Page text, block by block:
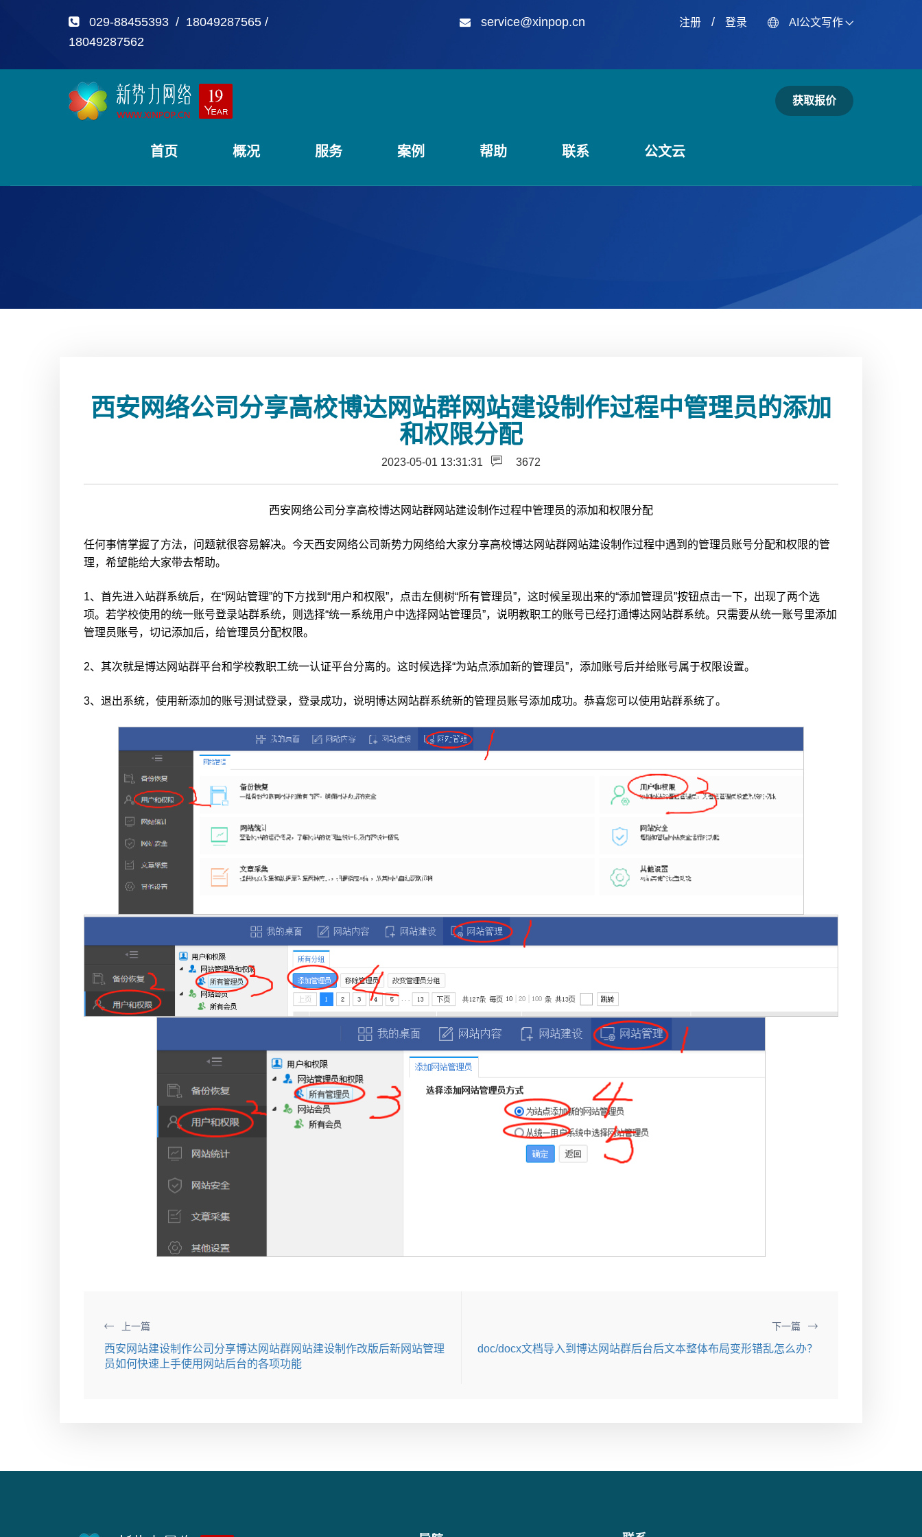
029-88455393 / 18049287565 /
18049287562
service@xinpop.cn 注册/ 登录 AI公文写作
首页 概况 服务 案例 帮助 联系 公文云
获取报价
西安网络公司分享高校博达网站群网站建设制作过程中管理员的添加
和权限分配
2023-05-01 13:31:31 3672
西安网络公司分享高校博达网站群网站建设制作过程中管理员的添加和权限分配
任何事情掌握了方法，问题就很容易解决。今天西安网络公司新势力网络给大家分享高校博达网站群网站建设制作过程中遇到的管理员账号分配和权限的管
理，希望能给大家带去帮助。
1、首先进入站群系统后，在“网站管理”的下方找到“用户和权限”，点击左侧树“所有管理员”，这时候呈现出来的“添加管理员”按钮点击一下，出现了两个选
项。若学校使用的统一账号登录站群系统，则选择“统一系统用户中选择网站管理员”，说明教职工的账号已经打通博达网站群系统。只需要从统一账号里添加
管理员账号，切记添加后，给管理员分配权限。
2、其次就是博达网站群平台和学校教职工统一认证平台分离的。这时候选择“为站点添加新的管理员”，添加账号后并给账号属于权限设置。
3、退出系统，使用新添加的账号测试登录，登录成功，说明博达网站群系统新的管理员账号添加成功。恭喜您可以使用站群系统了。
上一篇
西安网站建设制作公司分享博达网站群网站建设制作改版后新网站管理
员如何快速上手使用网站后台的各项功能
下一篇
doc/docx文档导入到博达网站群后台后文本整体布局变形错乱怎么办？